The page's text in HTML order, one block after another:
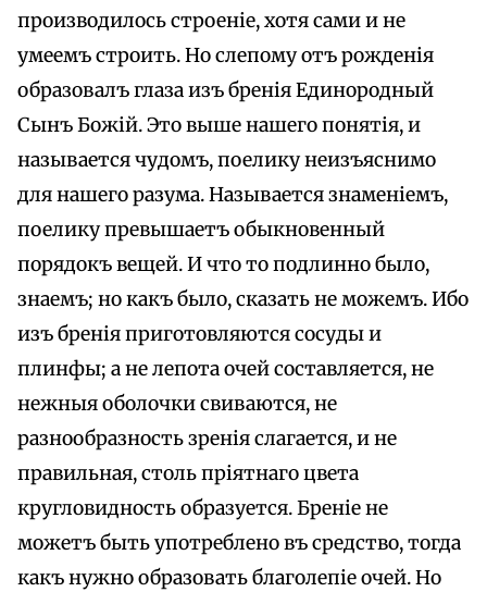
производилось строеніе, хотя сами и не
умеемъ строить. Но слепому отъ рожденія
образовалъ глаза изъ бренія Единородный
Сынъ Божій. Это выше нашего понятія, и
называется чудомъ, поелику неизъяснимо
для нашего разума. Называется знаменіемъ,
поелику превышаетъ обыкновенный
порядокъ вещей. И что то подлинно было,
знаемъ; но какъ было, сказать не можемъ. Ибо
изъ бренія приготовляются сосуды и
плинфы; а не лепота очей составляется, не
нежныя оболочки свиваются, не
разнообразность зренія слагается, и не
правильная, столь пріятнаго цвета
кругловидность образуется. Бреніе не
можетъ быть употреблено въ средство, тогда
какъ нужно образовать благолепіе очей. Но